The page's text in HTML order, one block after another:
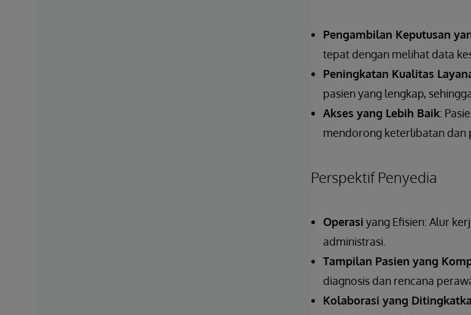
Pengambilan Keputusan
tepat dengan melihat data
Peningkatan Kualitas
pasien yang lengkap,
Akses yang Lebih Baik:
mendorong keterlibatan dan
Perspektif Penyedia
Operasi yang Efisien: Alur
administrasi.
Tampilan Pasien yang
diagnosis dan rencana
Kolaborasi yang